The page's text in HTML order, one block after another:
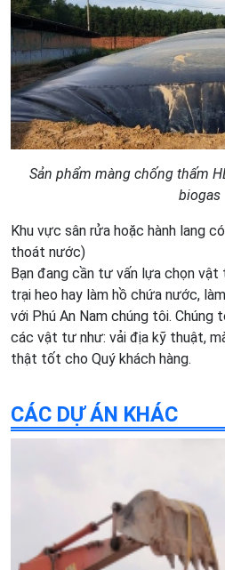
Sản phẩm màng chống thấm
biogas
Khu vực sân rửa hoặc hành lang
thoát nước)
Bạn đang cần tư vấn lựa chọn
trại heo hay làm hồ chứa nước,
với Phú An Nam chúng tôi. Chúng
các vật tư như: vải địa kỹ thuật,
thật tốt cho Quý khách hàng.
CÁC DỰ ÁN KHÁC